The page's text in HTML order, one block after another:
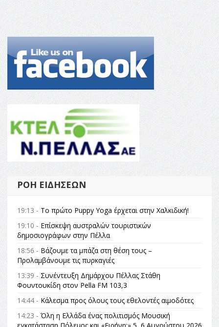
ΡΟΉ ΕΙΔΉΣΕΩΝ
19:13 - Το πρώτο Puppy Yoga έρχεται στην Χαλκιδική!
19:10 - Επίσκεψη αυστραλών τουριστικών
δημοσιογράφων στην Πέλλα
18:56 - Βάζουμε τα μπάζα στη θέση τους –
Προλαμβάνουμε τις πυρκαγιές
13:39 - Συνέντευξη Δημάρχου Πέλλας Στάθη
Φουντουκίδη στον Pella FM 103,3
14:44 - Κάλεσμα προς όλους τους εθελοντές αιμοδότες
14:23 - Όλη η Ελλάδα ένας πολιτισμός Μουσική